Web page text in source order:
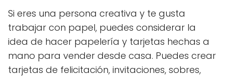
Si eres una persona creativa y te gusta
trabajar con papel, puedes considerar la
idea de hacer papelería y tarjetas hechas a
mano para vender desde casa. Puedes crear
tarjetas de felicitación, invitaciones, sobres,